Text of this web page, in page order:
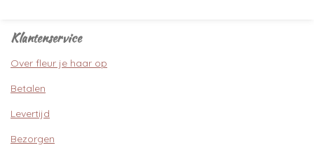
Klantenservice
Over fleur je haar op
Betalen
Levertijd
Bezorgen